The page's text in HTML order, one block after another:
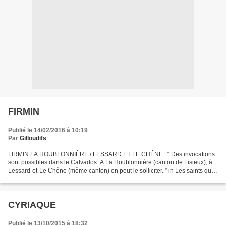
FIRMIN
Publié le 14/02/2016 à 10:19
Par Gilloudifs
FIRMIN LA HOUBLONNIÈRE / LESSARD ET LE CHÊNE : “ Des invocations
sont possibles dans le Calvados. A La Houblonnière (canton de Lisieux), à
Lessard‑et-Le Chêne (même canton) on peut le solliciter. ” in Les saints qui
CYRIAQUE
Publié le 13/10/2015 à 18:32